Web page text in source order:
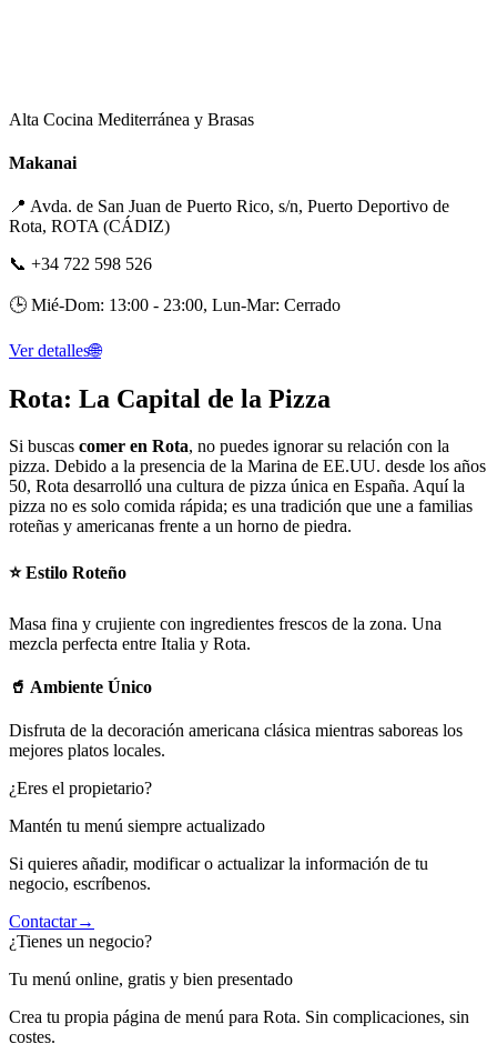
Alta Cocina Mediterránea y Brasas
Makanai
📍 Avda. de San Juan de Puerto Rico, s/n, Puerto Deportivo de
Rota, ROTA (CÁDIZ)
📞 +34 722 598 526
🕒 Mié-Dom: 13:00 - 23:00, Lun-Mar: Cerrado
Ver detalles🌐
Rota: La Capital de la Pizza
Si buscas comer en Rota, no puedes ignorar su relación con la
pizza. Debido a la presencia de la Marina de EE.UU. desde los años
50, Rota desarrolló una cultura de pizza única en España. Aquí la
pizza no es solo comida rápida; es una tradición que une a familias
roteñas y americanas frente a un horno de piedra.
⭐ Estilo Roteño
Masa fina y crujiente con ingredientes frescos de la zona. Una
mezcla perfecta entre Italia y Rota.
🥤 Ambiente Único
Disfruta de la decoración americana clásica mientras saboreas los
mejores platos locales.
¿Eres el propietario?
Mantén tu menú siempre actualizado
Si quieres añadir, modificar o actualizar la información de tu
negocio, escríbenos.
Contactar→
¿Tienes un negocio?
Tu menú online, gratis y bien presentado
Crea tu propia página de menú para Rota. Sin complicaciones, sin
costes.